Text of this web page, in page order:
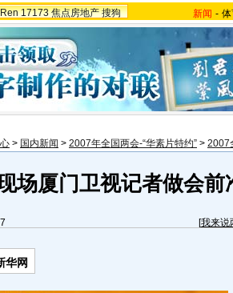
17173 焦点房地产 搜狗 新闻 -
> 国内新闻 > 2007年全国两会-“华素片特约” > 2007
场厦门卫视记者做会前
[我来说
华网